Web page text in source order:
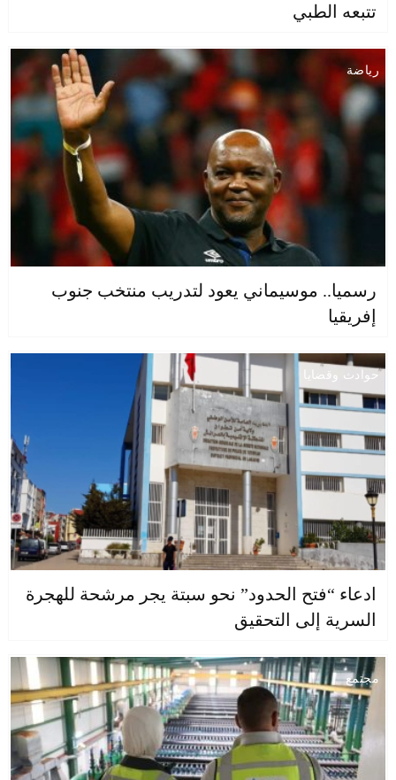
تتبعه الطبي
رياضة
رسميا.. موسيماني يعود لتدريب منتخب جنوب
إفريقيا
حوادث وقضايا
ادعاء “فتح الحدود” نحو سبتة يجر مرشحة للهجرة
السرية إلى التحقيق
مجتمع